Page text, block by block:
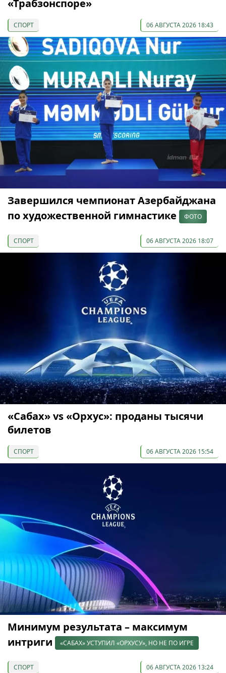
«Трабзонспоре»
СПОРТ 06 АВГУСТА 2026 18:43
Завершился чемпионат Азербайджана
по художественной гимнастике
ФОТО
СПОРТ 06 АВГУСТА 2026 18:07
«Сабах» vs «Орхус»: проданы тысячи
билетов
СПОРТ 06 АВГУСТА 2026 15:54
Минимум результата – максимум
интриги
«САБАХ» УСТУПИЛ «ОРХУСУ», НО НЕ ПО ИГРЕ
СПОРТ 06 АВГУСТА 2026 13:24